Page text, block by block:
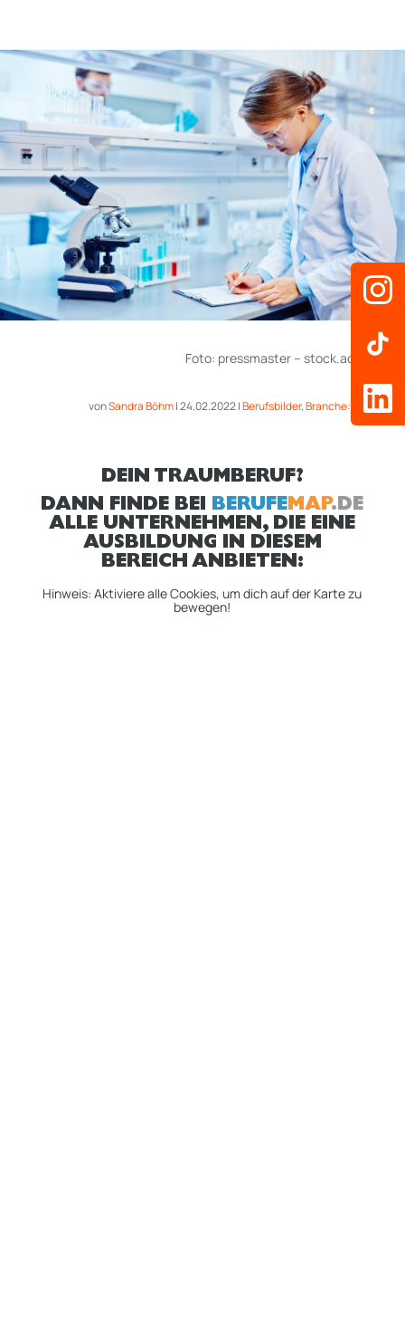
Foto: pressmaster – stock.adobe.com
vonSandra Böhm|24.02.2022|Berufsbilder,Branche: Forschung
DEIN TRAUMBERUF?
DANN FINDE BEI BERUFEMAP.DE
ALLE UNTERNEHMEN, DIE EINE
AUSBILDUNG IN DIESEM
BEREICH ANBIETEN:
Hinweis: Aktiviere alle Cookies, um dich auf der Karte zu
bewegen!